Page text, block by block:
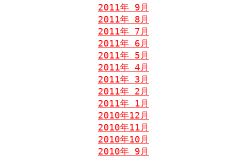
2011年 9月
2011年 8月
2011年 7月
2011年 6月
2011年 5月
2011年 4月
2011年 3月
2011年 2月
2011年 1月
2010年12月
2010年11月
2010年10月
2010年 9月